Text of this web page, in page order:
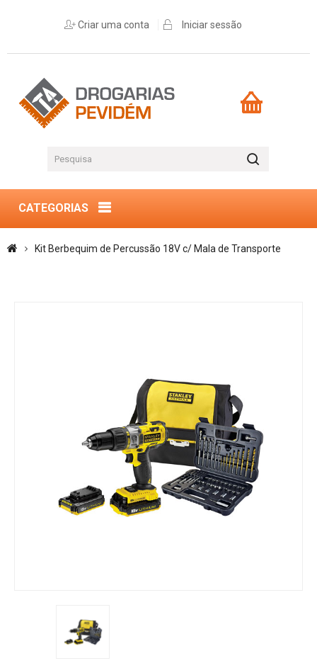
Criar uma conta Iniciar sessão
CATEGORIAS
Kit Berbequim de Percussão 18V c/ Mala de Transporte